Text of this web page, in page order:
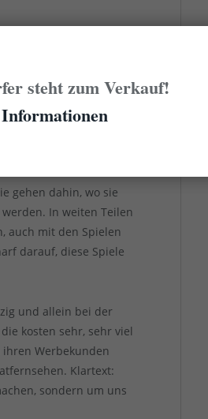
viele ihrer
Profit und maximale
und
erzielen können,
noch wirkt, fließen
viel Geld. Da wollen
gehen dahin, wo sie
In weiten Teilen
auch mit den Spielen
darauf, diese Spiele
und allein bei der
kosten sehr, sehr viel
Werbekunden
Klartext:
sondern um uns
steht zum Verkauf!